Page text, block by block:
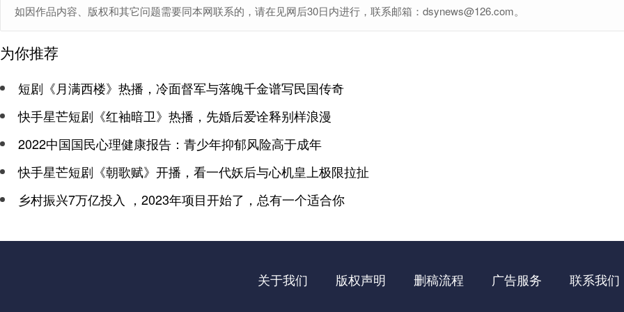
如因作品内容、版权和其它问题需要同本网联系的，请在见网后30日内进行，联系邮箱：dsynews@126.com。
为你推荐
短剧《月满西楼》热播，冷面督军与落魄千金谱写民国传奇
快手星芒短剧《红袖暗卫》热播，先婚后爱诠释别样浪漫
2022中国国民心理健康报告：青少年抑郁风险高于成年
快手星芒短剧《朝歌赋》开播，看一代妖后与心机皇上极限拉扯
乡村振兴7万亿投入 ，2023年项目开始了，总有一个适合你
关于我们 版权声明 删稿流程 广告服务 联系我们